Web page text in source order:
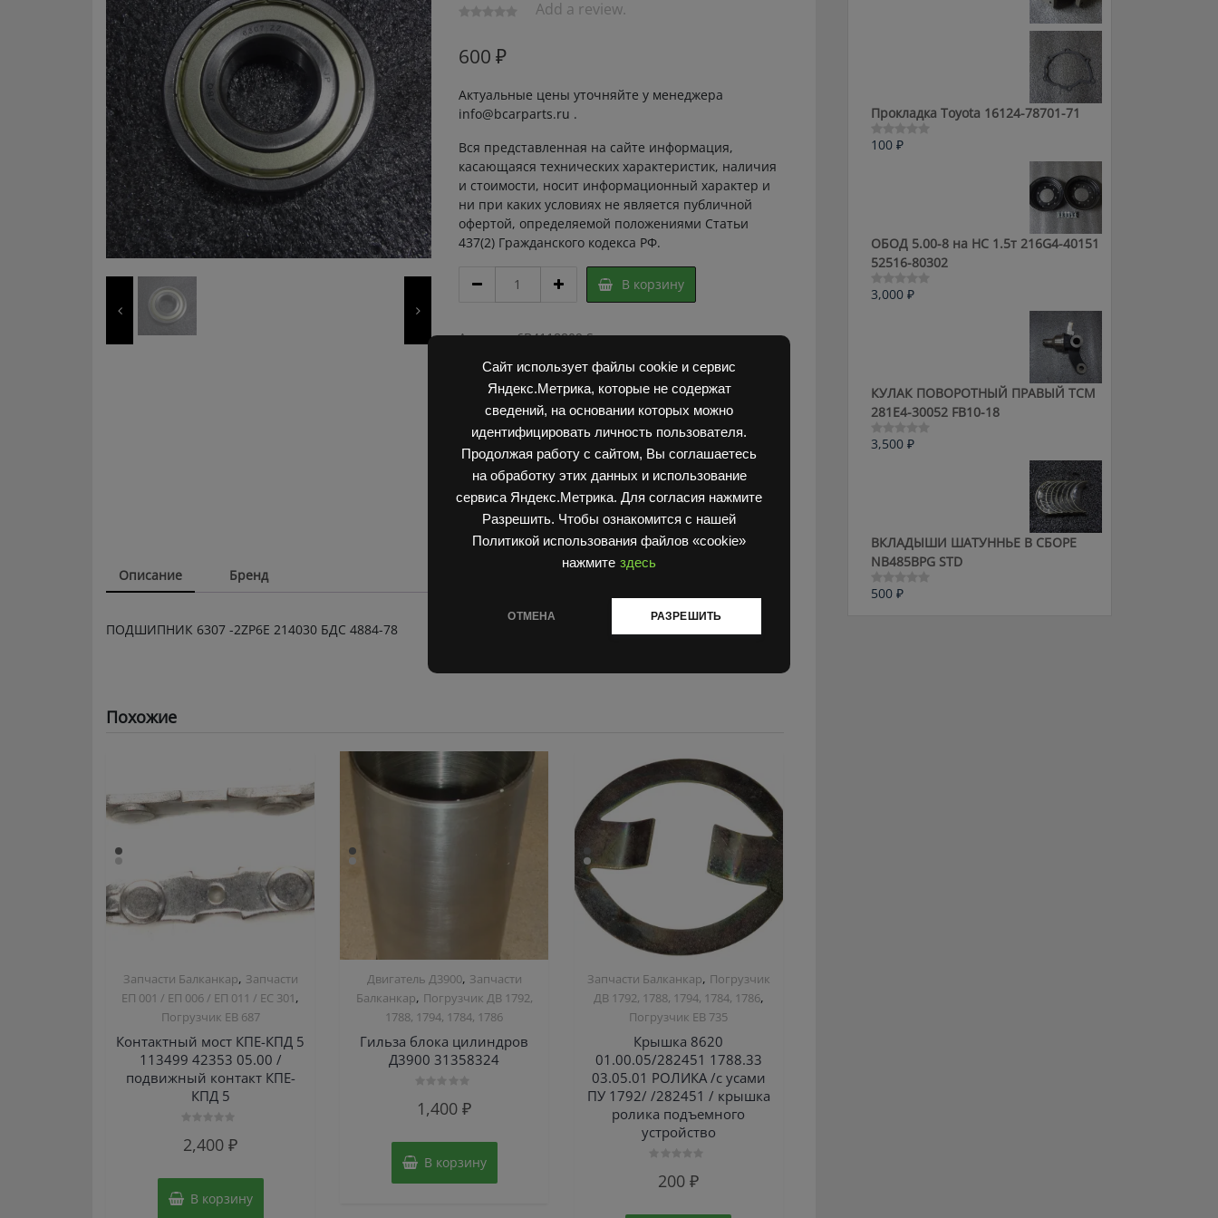
Сайт использует файлы cookie и сервис
Яндекс.Метрика, которые не содержат
сведений, на основании которых можно
идентифицировать личность пользователя.
Продолжая работу с сайтом, Вы соглашаетесь
на обработку этих данных и использование
сервиса Яндекс.Метрика. Для согласия нажмите
Разрешить. Чтобы ознакомится с нашей
Политикой использования файлов «cookie»
нажмите здесь
ОТМЕНА РАЗРЕШИТЬ
Add a review.
600 ₽
Актуальные цены уточняйте у менеджера
info@bcarparts.ru .
Вся представленная на сайте информация,
касающаяся технических характеристик, наличия
и стоимости, носит информационный характер и
ни при каких условиях не является публичной
офертой, определяемой положениями Статьи
437(2) Гражданского кодекса РФ.
6307
214030
4884-
78
quantity
В корзину
Артикул:6B4118809 Super
1792, 1788, 1794, 1784, 1786
Описание Бренд
ПОДШИПНИК 6307 -2ZP6E 214030 БДС 4884-78
Похожие
Запчасти Балканкар, Запчасти
ЕП 001 / ЕП 006 / ЕП 011 / ЕС 301,
Погрузчик ЕВ 687
Контактный мост КПЕ-КПД 5
113499 42353 05.00 /
подвижный контакт КПЕ-
КПД 5
02,400 ₽
В корзину
Двигатель Д3900, Запчасти
Балканкар, Погрузчик ДВ 1792,
1788, 1794, 1784, 1786
Гильза блока цилиндров
Д3900 31358324
0
из
1,400₽
В корзину
Запчасти Балканкар, Погрузчик
ДВ 1792, 1788, 1794, 1784, 1786,
Погрузчик ЕВ 735
Крышка 8620
01.00.05/282451 1788.33
03.05.01 РОЛИКА /с усами
ПУ 1792/ /282451 / крышка
ролика подъемного
устройство
200₽
Прокладка Toyota 16124-78701-71
Оценка
100 ₽
ОБОД 5.00-8 на HC 1.5т 216G4-40151
52516-80302
Оценка
3,000 ₽
КУЛАК ПОВОРОТНЫЙ ПРАВЫЙ ТСМ
281E4-30052 FB10-18
Оценка
3,500 ₽
ВКЛАДЫШИ ШАТУННЬЕ В СБОРЕ
NB485BPG STD
Оценка
500 ₽